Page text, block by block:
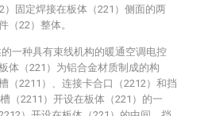
）固定焊接在板体（221）侧面的两
（22）整体。
一种具有束线机构的暖通空调电控
体（221）为铝合金材质制成的构
（2211）、连接卡合口（2212）和挡
（2211）开设在板体（221）的一